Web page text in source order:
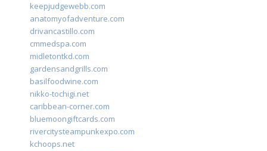
keepjudgewebb.com
anatomyofadventure.com
drivancastillo.com
cmmedspa.com
midletontkd.com
gardensandgrills.com
basilfoodwine.com
nikko-tochigi.net
caribbean-corner.com
bluemoongiftcards.com
rivercitysteampunkexpo.com
kchoops.net